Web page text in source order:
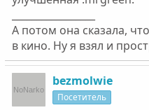
А потом она сказала,
в кино. Ну я взял и
bezmolwie
Посетитель